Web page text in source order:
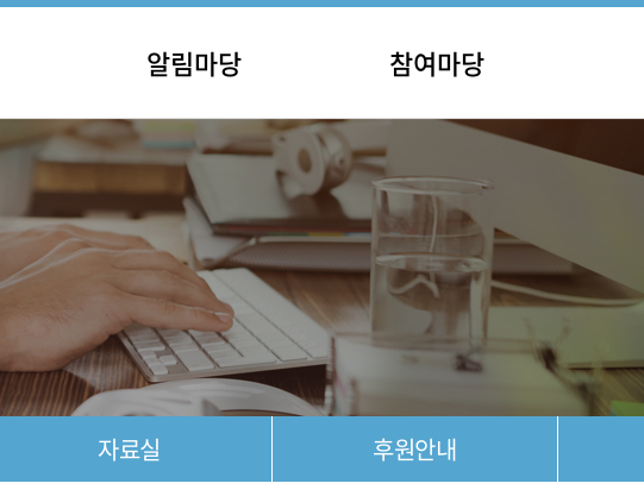
알림마당
공지사항
일정안내
채용공고
참여마당
홍보마당
포토갤러리
영상갤러리
자료실
후원안내
자료실 후원안내